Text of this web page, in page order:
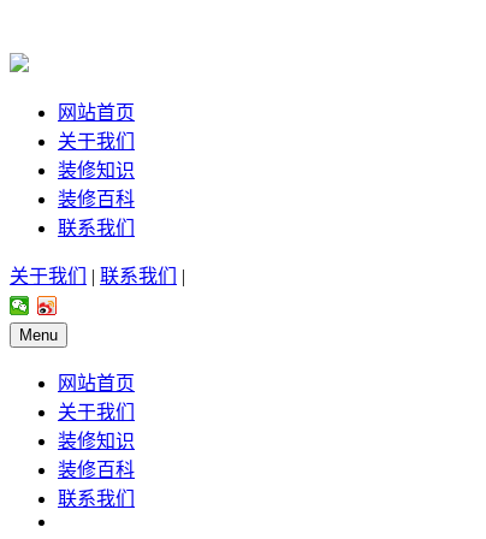
网站首页
关于我们
装修知识
装修百科
联系我们
关于我们 | 联系我们 |
Menu
网站首页
关于我们
装修知识
装修百科
联系我们